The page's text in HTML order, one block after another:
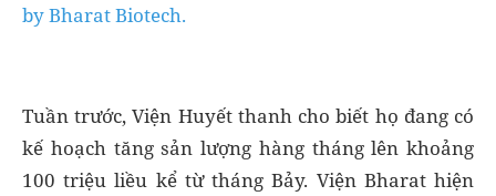
by Bharat Biotech.
Tuần trước, Viện Huyết thanh cho biết họ đang có
kế hoạch tăng sản lượng hàng tháng lên khoảng
100 triệu liều kể từ tháng Bảy. Viện Bharat hiện